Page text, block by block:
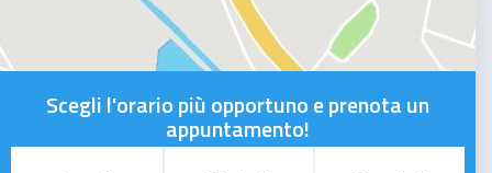
Scegli l'orario più opportuno e prenota un
appuntamento!